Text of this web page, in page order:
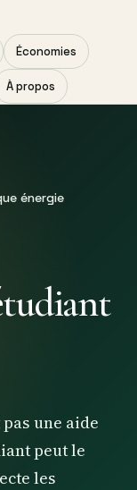
Économies
À propos
énergie
une aide
peut le
les